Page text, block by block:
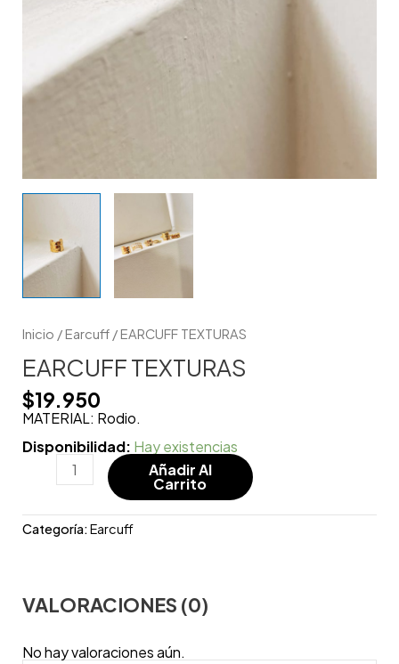
Inicio /Earcuff/ EARCUFF TEXTURAS
EARCUFF TEXTURAS
$19.950
MATERIAL: Rodio.
Disponibilidad: Hay existencias
Añadir Al
Carrito
Categoría:Earcuff
VALORACIONES (0)
No hay valoraciones aún.